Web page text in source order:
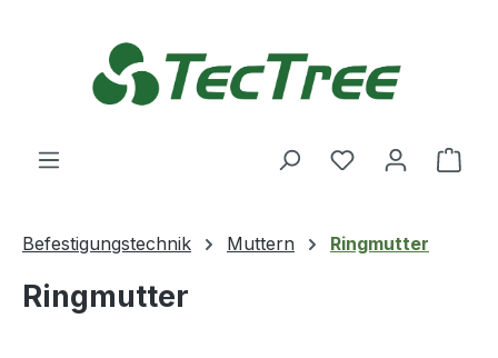
Du hast 0
Befestigungstechnik Muttern Ringmutter
Ringmutter